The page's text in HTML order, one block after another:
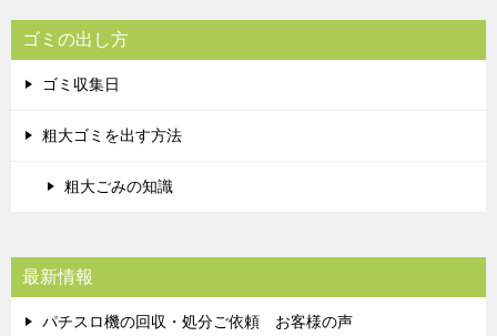
ゴミの出し方
ゴミ収集日
粗大ゴミを出す方法
粗大ごみの知識
最新情報
パチスロ機の回収・処分ご依頼 お客様の声